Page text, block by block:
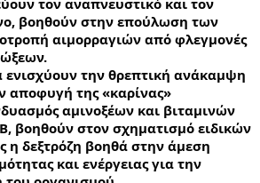
βοηθούν στην επούλωση των
αιμορραγιών από φλεγμονές
ενισχύουν την θρεπτική ανάκαμψη
αποφυγή της «καρίνας»
αμινοξέων και βιταμινών
βοηθούν στον σχηματισμό ειδικών
η δεξτρόζη βοηθά στην άμεση
και ενέργειας για την